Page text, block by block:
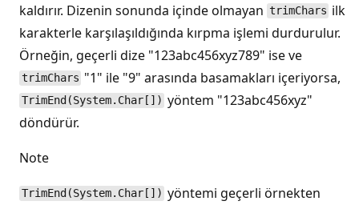
kaldırır. Dizenin sonunda içinde olmayan trimChars ilk
karakterle karşılaşıldığında kırpma işlemi durdurulur.
Örneğin, geçerli dize "123abc456xyz789" ise ve
trimChars "1" ile "9" arasında basamakları içeriyorsa,
TrimEnd(System.Char[]) yöntem "123abc456xyz"
döndürür.
Note
TrimEnd(System.Char[]) yöntemi geçerli örnekten